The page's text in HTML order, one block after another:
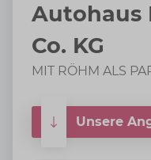
Autohaus
Co. KG
MIT RÖHM ALS
Unsere